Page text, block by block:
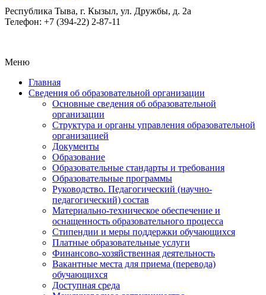
Республика Тыва, г. Кызыл, ул. Дружбы, д. 2а
Телефон: +7 (394-22) 2-87-11
Меню
Главная
Сведения об образовательной организации
Основные сведения об образовательной
организации
Структура и органы управления образовательной
организацией
Документы
Образование
Образовательные стандарты и требования
Образовательные программы
Руководство. Педагогический (научно-
педагогический) состав
Материально-техническое обеспечение и
оснащенность образовательного процесса
Стипендии и меры поддержки обучающихся
Платные образовательные услуги
Финансово-хозяйственная деятельность
Вакантные места для приема (перевода)
обучающихся
Доступная среда